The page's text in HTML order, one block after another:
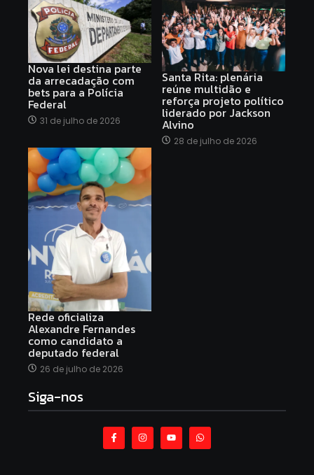
Nova lei destina parte
da arrecadação com
bets para a Polícia
Federal
31 de julho de 2026
Santa Rita: plenária
reúne multidão e
reforça projeto político
liderado por Jackson
Alvino
28 de julho de 2026
Rede oficializa
Alexandre Fernandes
como candidato a
deputado federal
26 de julho de 2026
Siga-nos